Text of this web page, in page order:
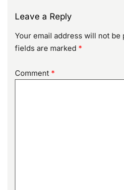
Leave a Reply
Your email address will not be
fields are marked *
Comment *